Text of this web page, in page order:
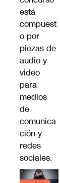
está
compuest
o por
piezas de
audio y
video
para
medios
de
comunica
ción y
redes
sociales.